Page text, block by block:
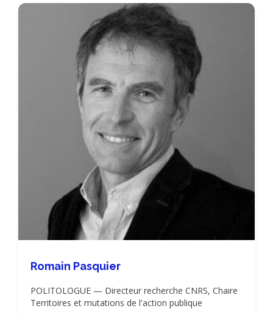
Romain Pasquier
POLITOLOGUE — Directeur recherche CNRS, Chaire
Territoires et mutations de l'action publique